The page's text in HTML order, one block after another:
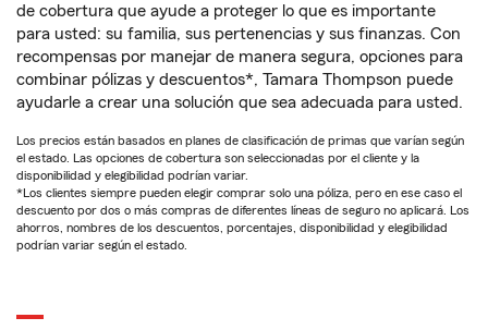
de cobertura que ayude a proteger lo que es importante
para usted: su familia, sus pertenencias y sus finanzas. Con
recompensas por manejar de manera segura, opciones para
combinar pólizas y descuentos*, Tamara Thompson puede
ayudarle a crear una solución que sea adecuada para usted.
Los precios están basados en planes de clasificación de primas que varían según
el estado. Las opciones de cobertura son seleccionadas por el cliente y la
disponibilidad y elegibilidad podrían variar.
*Los clientes siempre pueden elegir comprar solo una póliza, pero en ese caso el
descuento por dos o más compras de diferentes líneas de seguro no aplicará. Los
ahorros, nombres de los descuentos, porcentajes, disponibilidad y elegibilidad
podrían variar según el estado.